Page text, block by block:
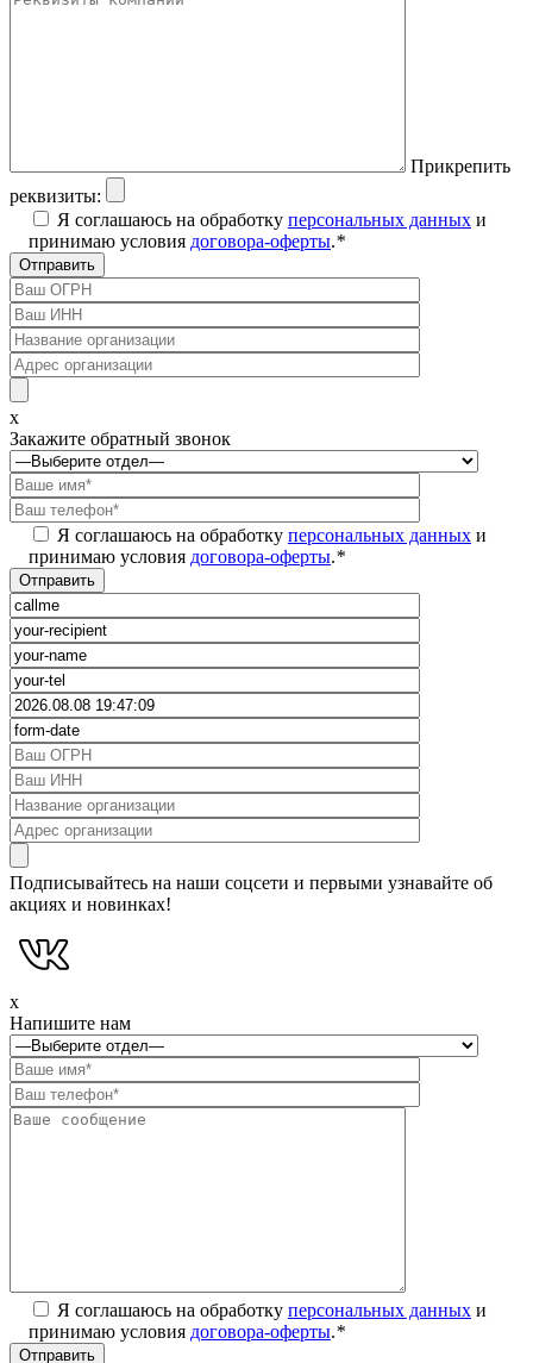
Прикрепить
реквизиты:
Я соглашаюсь на обработку персональных данных и
принимаю условия договора-оферты.*
x
Закажите обратный звонок
Я соглашаюсь на обработку персональных данных и
принимаю условия договора-оферты.*
Подписывайтесь на наши соцсети и первыми узнавайте об
акциях и новинках!
x
Напишите нам
Я соглашаюсь на обработку персональных данных и
принимаю условия договора-оферты.*